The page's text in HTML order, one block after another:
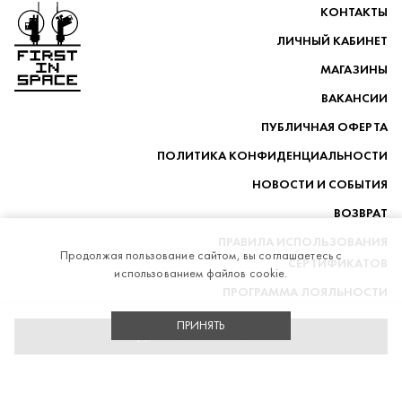
Перейти на главную
КОНТАКТЫ
ЛИЧНЫЙ КАБИНЕТ
МАГАЗИНЫ
ВАКАНСИИ
ПУБЛИЧНАЯ ОФЕРТА
ПОЛИТИКА КОНФИДЕНЦИАЛЬНОСТИ
НОВОСТИ И СОБЫТИЯ
ВОЗВРАТ
ПРАВИЛА ИСПОЛЬЗОВАНИЯ
СЕРТИФИКАТОВ
ПРОГРАММА ЛОЯЛЬНОСТИ
ДОСТАВКА
Продолжая пользование сайтом, вы соглашаетесь с
использованием файлов cookie.
ПРИНЯТЬ